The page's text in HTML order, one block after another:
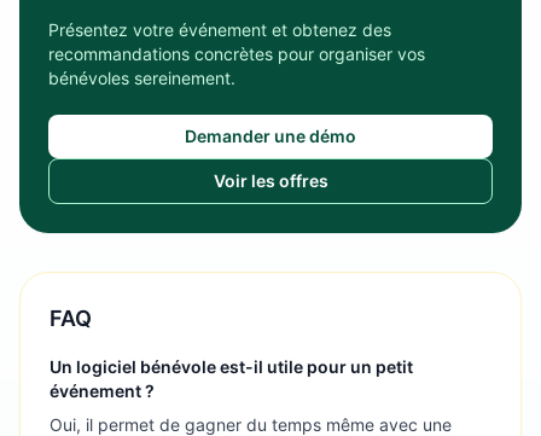
Présentez votre événement et obtenez des
recommandations concrètes pour organiser vos
bénévoles sereinement.
Demander une démo
Voir les offres
FAQ
Un logiciel bénévole est-il utile pour un petit
événement ?
Oui, il permet de gagner du temps même avec une